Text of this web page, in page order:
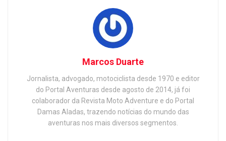
Marcos Duarte
Jornalista, advogado, motociclista desde 1970 e editor
do Portal Aventuras desde agosto de 2014, já foi
colaborador da Revista Moto Adventure e do Portal
Damas Aladas, trazendo notícias do mundo das
aventuras nos mais diversos segmentos.